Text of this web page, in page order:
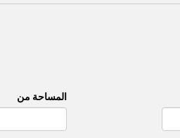
المساحة من